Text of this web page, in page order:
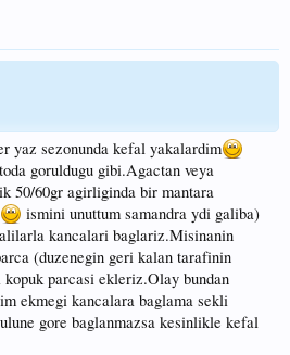
yaz sezonunda kefal yakalardim
goruldugu gibi.Agactan veya
50/60gr agirliginda bir mantara
ismini unuttum samandra ydi galiba)
kancalari baglariz.Misinanin
(duzenegin geri kalan tarafinin
parcasi ekleriz.Olay bundan
ekmegi kancalara baglama sekli
gore baglanmazsa kesinlikle kefal